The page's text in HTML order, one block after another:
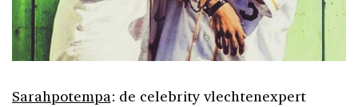
Sarahpotempa: de celebrity vlechtenexpert